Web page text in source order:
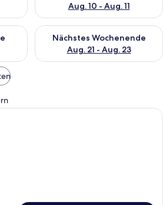
Aug. 10 - Aug. 11
für dieses Wochenende, Aug. 14
Nächstes Wochenende
Aug. 21 - Aug. 23
Überprüfe die Verfügbarkeit
Ein ordentlich gemachtes Bett mit